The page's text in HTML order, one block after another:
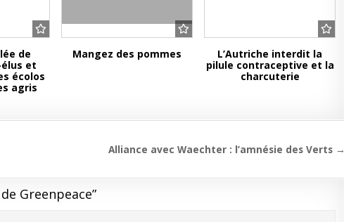
de
et
écolos
agris
Mangez des pommes
L’Autriche interdit la
pilule contraceptive et la
charcuterie
Alliance avec Waechter : l’amnésie des Verts →
Greenpeace”